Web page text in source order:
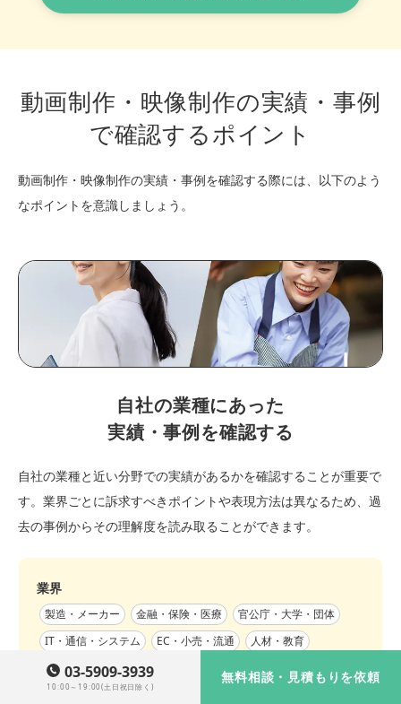
動画制作・映像制作の実績・事例
で確認するポイント
動画制作・映像制作の実績・事例を確認する際には、以下のよう
なポイントを意識しましょう。
自社の業種にあった
実績・事例を確認する
自社の業種と近い分野での実績があるかを確認することが重要で
す。業界ごとに訴求すべきポイントや表現方法は異なるため、過
去の事例からその理解度を読み取ることができます。
業界
製造・メーカー 金融・保険・医療
官公庁・大学・団体
IT・通信・システム
EC・小売・流通
人材・教育
コンサルティング・WEB制作
不動産・建築・建設
出版・メディア
サービス
03-5909-3939
10:00～19:00(土日祝日除く)
無料相談・見積もりを依頼